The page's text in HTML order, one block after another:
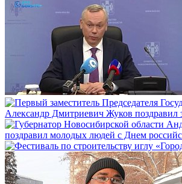
Александр Дмитриевич Жуков поздравил
поздравил молодых людей с Днем